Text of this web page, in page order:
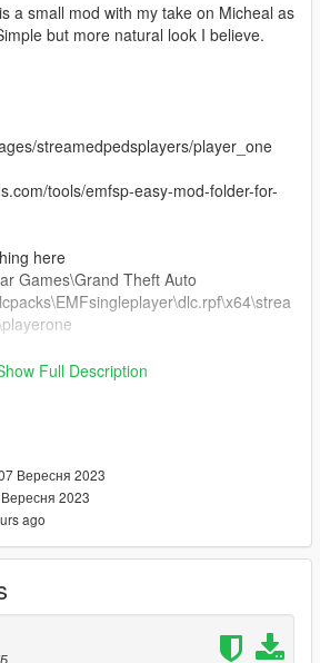
a small mod with my take on Micheal as
but more natural look I believe.
streamedpedsplayers/player_one
tools/emfsp-easy-mod-folder-for-
here
Games\Grand Theft Auto
a trainer (Menyoo) to change
more natural
Full Description
Вересня 2023
2023
ago